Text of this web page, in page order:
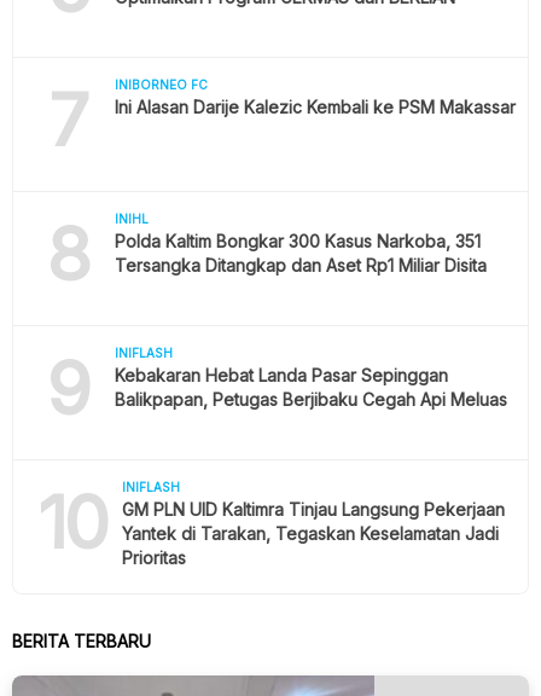
7 INIBORNEO FC
Ini Alasan Darije Kalezic Kembali ke PSM Makassar
8 INIHL
Polda Kaltim Bongkar 300 Kasus Narkoba, 351
Tersangka Ditangkap dan Aset Rp1 Miliar Disita
9 INIFLASH
Kebakaran Hebat Landa Pasar Sepinggan
Balikpapan, Petugas Berjibaku Cegah Api Meluas
10 INIFLASH
GM PLN UID Kaltimra Tinjau Langsung Pekerjaan
Yantek di Tarakan, Tegaskan Keselamatan Jadi
Prioritas
BERITA TERBARU